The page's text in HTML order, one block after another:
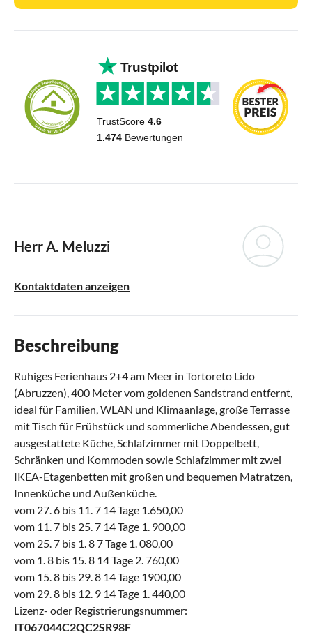
Herr A. Meluzzi
Kontaktdaten anzeigen
Beschreibung
Ruhiges Ferienhaus 2+4 am Meer in Tortoreto Lido
(Abruzzen), 400 Meter vom goldenen Sandstrand entfernt,
ideal für Familien, WLAN und Klimaanlage, große Terrasse
mit Tisch für Frühstück und sommerliche Abendessen, gut
ausgestattete Küche, Schlafzimmer mit Doppelbett,
Schränken und Kommoden sowie Schlafzimmer mit zwei
IKEA-Etagenbetten mit großen und bequemen Matratzen,
Innenküche und Außenküche.
vom 27. 6 bis 11. 7 14 Tage 1.650,00
vom 11. 7 bis 25. 7 14 Tage 1. 900,00
vom 25. 7 bis 1. 8 7 Tage 1. 080,00
vom 1. 8 bis 15. 8 14 Tage 2. 760,00
vom 15. 8 bis 29. 8 14 Tage 1900,00
vom 29. 8 bis 12. 9 14 Tage 1. 440,00
Lizenz- oder Registrierungsnummer:
IT067044C2QC2SR98F